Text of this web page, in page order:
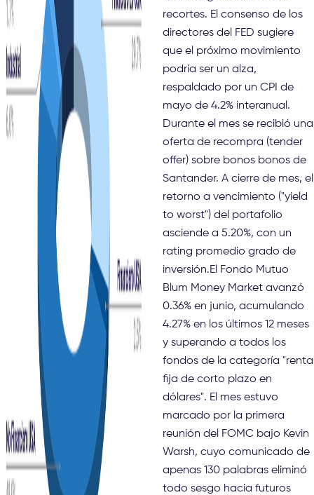
recortes. El consenso de los
directores del FED sugiere
que el próximo movimiento
podría ser un alza,
respaldado por un CPI de
mayo de 4.2% interanual.
Durante el mes se recibió una
oferta de recompra (tender
offer) sobre bonos bonos de
Santander. A cierre de mes, el
retorno a vencimiento ("yield
to worst") del portafolio
asciende a 5.20%, con un
rating promedio grado de
inversión.El Fondo Mutuo
Blum Money Market avanzó
0.36% en junio, acumulando
4.27% en los últimos 12 meses
y superando a todos los
fondos de la categoría "renta
fija de corto plazo en
dólares". El mes estuvo
marcado por la primera
reunión del FOMC bajo Kevin
Warsh, cuyo comunicado de
apenas 130 palabras eliminó
todo sesgo hacia futuros